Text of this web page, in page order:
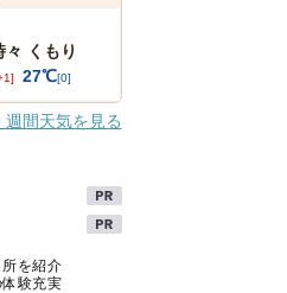
々 くもり
27℃[0]
週間天気を見る
を紹介
験充実